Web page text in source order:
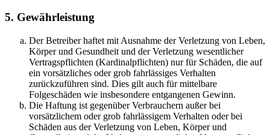
5. Gewährleistung
Der Betreiber haftet mit Ausnahme der Verletzung von Leben,
Körper und Gesundheit und der Verletzung wesentlicher
Vertragspflichten (Kardinalpflichten) nur für Schäden, die auf
ein vorsätzliches oder grob fahrlässiges Verhalten
zurückzuführen sind. Dies gilt auch für mittelbare
Folgeschäden wie insbesondere entgangenen Gewinn.
Die Haftung ist gegenüber Verbrauchern außer bei
vorsätzlichem oder grob fahrlässigem Verhalten oder bei
Schäden aus der Verletzung von Leben, Körper und